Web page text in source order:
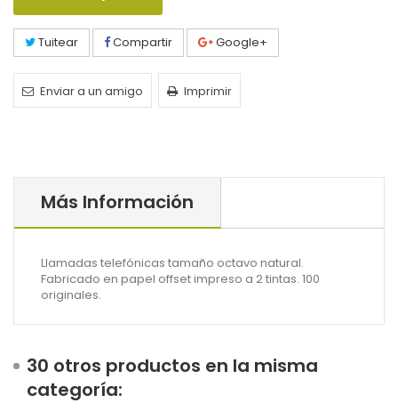
Tuitear Compartir Google+
Enviar a un amigo Imprimir
Más Información
Llamadas telefónicas tamaño octavo natural.
Fabricado en papel offset impreso a 2 tintas. 100
originales.
30 otros productos en la misma
categoría: